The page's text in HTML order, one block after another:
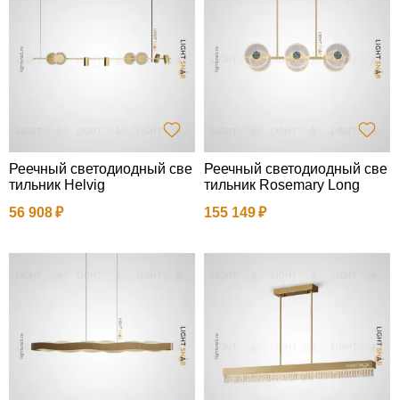
Реечный светодиодный све
тильник Helvig
56 908
Реечный светодиодный све
тильник Rosemary Long
155 149